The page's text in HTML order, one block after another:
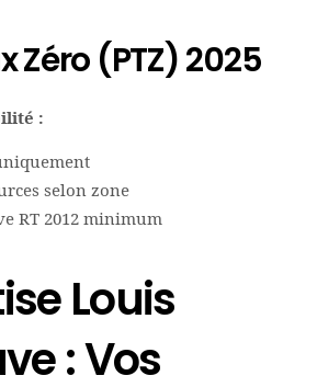
Zéro (PTZ) 2025
:
selon zone
RT 2012 minimum
Louis
: Vos